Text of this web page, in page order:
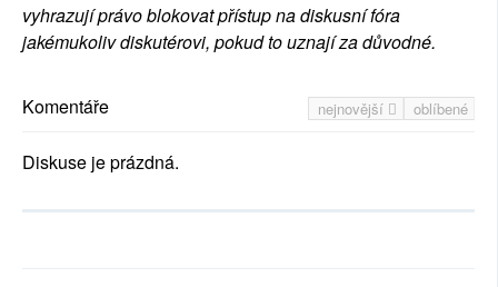
vyhrazují právo blokovat přístup na diskusní fóra
jakémukoliv diskutérovi, pokud to uznají za důvodné.
nejnovější oblíbené
Komentáře
Diskuse je prázdná.